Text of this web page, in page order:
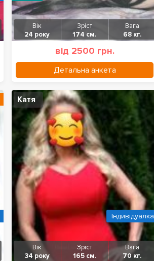
Вік
24 року
Зріст
174 см.
Вага
68 кг.
від 2500 грн.
Детальна анкета
Катя
Вік
34 року
Зріст
165 см.
Вага
70 кг.
Індивідуалка